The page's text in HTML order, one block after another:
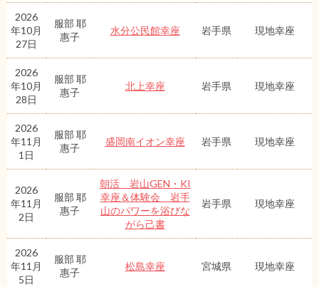
2026
年10月
27日
服部 耶
惠子
水分公民館幸座 岩手県 現地幸座
2026
年10月
28日
服部 耶
惠子
北上幸座 岩手県 現地幸座
2026
年11月
1日
服部 耶
惠子
盛岡南イオン幸座 岩手県 現地幸座
2026
年11月
2日
服部 耶
惠子
朝活 岩山GEN・KI
幸座＆体験会 岩手
山のパワーを浴びな
がら己書
岩手県 現地幸座
2026
年11月
5日
服部 耶
惠子
松島幸座 宮城県 現地幸座